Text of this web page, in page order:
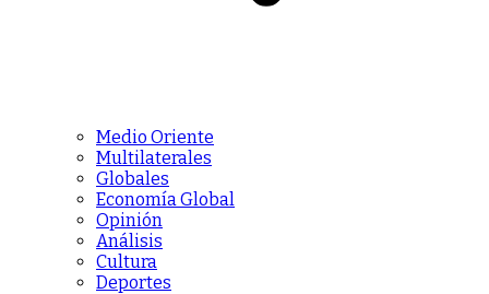
Medio Oriente
Multilaterales
Globales
Economía Global
Opinión
Análisis
Cultura
Deportes